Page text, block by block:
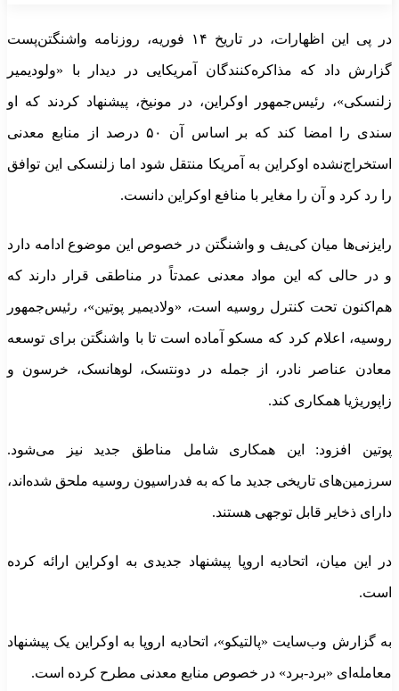
در پی این اظهارات، در تاریخ ۱۴ فوریه، روزنامه واشنگتن‌پست
گزارش داد که مذاکره‌کنندگان آمریکایی در دیدار با «ولودیمیر
زلنسکی»، رئیس‌جمهور اوکراین، در مونیخ، پیشنهاد کردند که او
سندی را امضا کند که بر اساس آن ۵۰ درصد از منابع معدنی
استخراج‌نشده اوکراین به آمریکا منتقل شود اما زلنسکی این توافق
را رد کرد و آن را مغایر با منافع اوکراین دانست.
رایزنی‌ها میان کی‌یف و واشنگتن در خصوص این موضوع ادامه دارد
و در حالی که این مواد معدنی عمدتاً در مناطقی قرار دارند که
هم‌اکنون تحت کنترل روسیه است، «ولادیمیر پوتین»، رئیس‌جمهور
روسیه، اعلام کرد که مسکو آماده است تا با واشنگتن برای توسعه
معادن عناصر نادر، از جمله در دونتسک، لوهانسک، خرسون و
زاپوریژیا همکاری کند.
پوتین افزود: این همکاری شامل مناطق جدید نیز می‌شود.
سرزمین‌های تاریخی جدید ما که به فدراسیون روسیه ملحق شده‌اند،
دارای ذخایر قابل توجهی هستند.
در این میان، اتحادیه اروپا پیشنهاد جدیدی به اوکراین ارائه کرده
است.
به گزارش وب‌سایت «پالتیکو»، اتحادیه اروپا به اوکراین یک پیشنهاد
معامله‌ای «برد-برد» در خصوص منابع معدنی مطرح کرده است.